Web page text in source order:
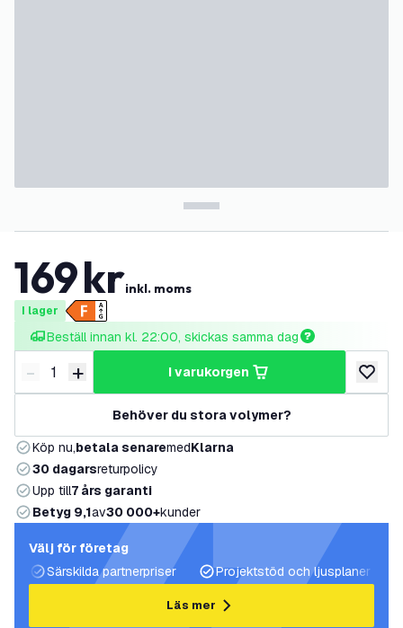
169krinkl. moms
I lager
Beställ innan kl. 22:00, skickas samma dag
Minska antal
- Öka antal
+ i varukorgen
lägg
Behöver du stora volymer?
Köp nu,betala senaremedKlarna
30 dagarsreturpolicy
Upp till7 års garanti
Betyg 9,1av30 000+kunder
Välj för företag
Särskilda partnerpriser
Projektstöd och ljusplaner
Läs mer